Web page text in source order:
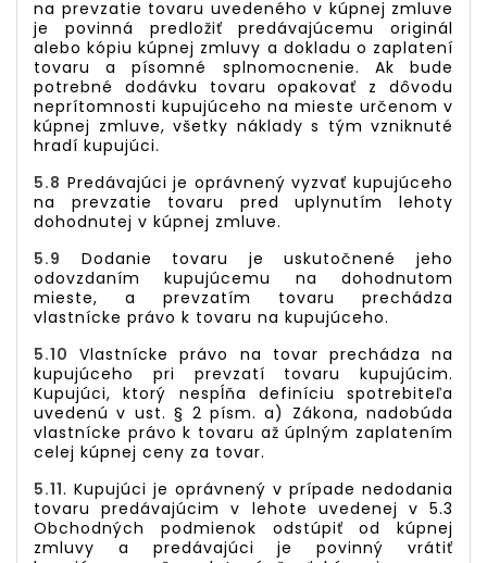
na prevzatie tovaru uvedeného v kúpnej zmluve
je povinná predložiť predávajúcemu originál
alebo kópiu kúpnej zmluvy a dokladu o zaplatení
tovaru a písomné splnomocnenie. Ak bude
potrebné dodávku tovaru opakovať z dôvodu
neprítomnosti kupujúceho na mieste určenom v
kúpnej zmluve, všetky náklady s tým vzniknuté
hradí kupujúci.
5.8 Predávajúci je oprávnený vyzvať kupujúceho
na prevzatie tovaru pred uplynutím lehoty
dohodnutej v kúpnej zmluve.
5.9 Dodanie tovaru je uskutočnené jeho
odovzdaním kupujúcemu na dohodnutom
mieste, a prevzatím tovaru prechádza
vlastnícke právo k tovaru na kupujúceho.
5.10 Vlastnícke právo na tovar prechádza na
kupujúceho pri prevzatí tovaru kupujúcim.
Kupujúci, ktorý nespĺňa definíciu spotrebiteľa
uvedenú v ust. § 2 písm. a) Zákona, nadobúda
vlastnícke právo k tovaru až úplným zaplatením
celej kúpnej ceny za tovar.
5.11. Kupujúci je oprávnený v prípade nedodania
tovaru predávajúcim v lehote uvedenej v 5.3
Obchodných podmienok odstúpiť od kúpnej
zmluvy a predávajúci je povinný vrátiť